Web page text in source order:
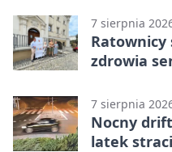
7 sierpnia
Ratownicy
zdrowia
7 sierpnia
Nocny drift
latek